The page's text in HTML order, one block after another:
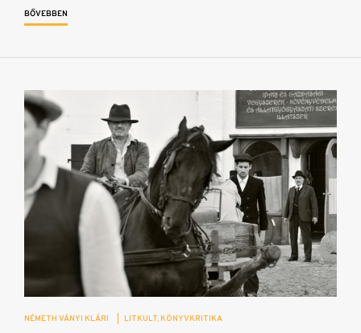
BŐVEBBEN
NÉMETH VÁNYI KLÁRI LITKULT KÖNYVKRITIKA